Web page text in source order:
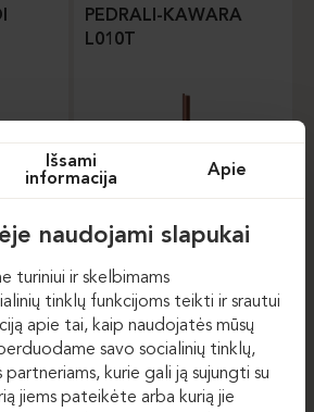
PEDRALI-KAWARA
L010T
Pastatomos lempos
Išsami
informacija
Apie
naudojami slapukai
turiniui ir skelbimams
tinklų funkcijoms teikti ir srautui
apie tai, kaip naudojatės mūsų
savo socialinių tinklų,
partneriams, kurie gali ją sujungti su
jiems pateikėte arba kurią jie